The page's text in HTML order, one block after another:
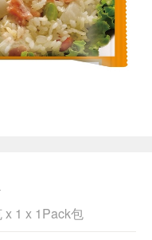
1 x 1Pack包